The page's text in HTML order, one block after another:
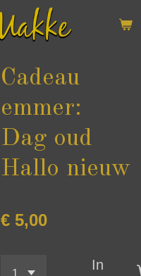
Cadeau
emmer:
Dag oud
Hallo nieuw
€ 5,00
In